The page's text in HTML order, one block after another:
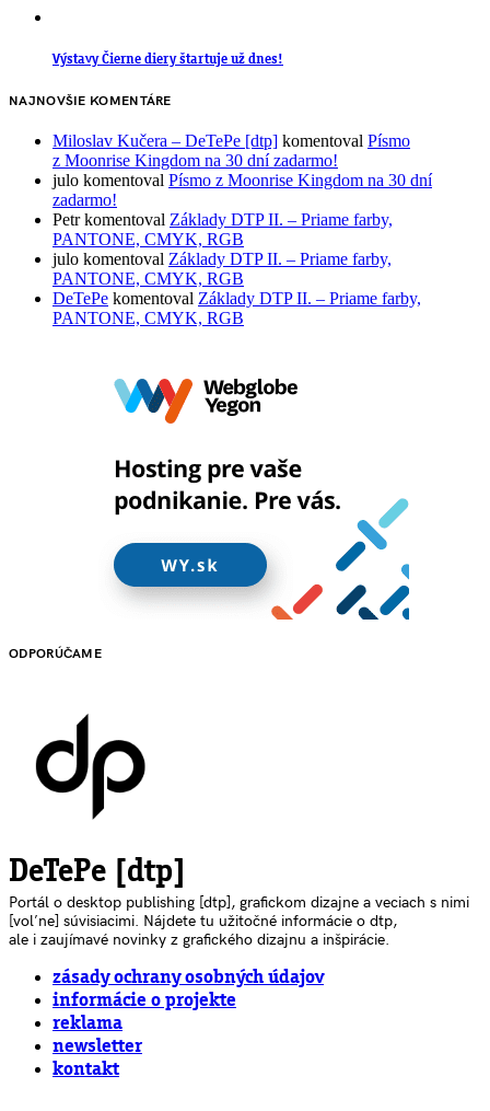
Výstavy Čierne diery štartuje už dnes!
NAJNOVŠIE KOMENTÁRE
Miloslav Kučera – DeTePe [dtp] komentoval Písmo
z Moonrise Kingdom na 30 dní zadarmo!
julo komentoval Písmo z Moonrise Kingdom na 30 dní
zadarmo!
Petrkomentoval Základy DTP II. – Priame farby,
PANTONE, CMYK, RGB
julo komentoval Základy DTP II. – Priame farby,
PANTONE, CMYK, RGB
DeTePe komentoval Základy DTP II. – Priame farby,
PANTONE, CMYK, RGB
ODPORÚČAME
DeTePe [dtp]
Portál o desktop publishing [dtp], grafickom dizajne a veciach s nimi
[voľne] súvisiacimi. Nájdete tu užitočné informácie o dtp,
ale i zaujímavé novinky z grafického dizajnu a inšpirácie.
zásady ochrany osobných údajov
informácie o projekte
reklama
newsletter
kontakt